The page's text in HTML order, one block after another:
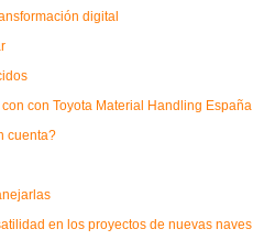
digital
con Toyota Material Handling España
cuenta?
en los proyectos de nuevas naves